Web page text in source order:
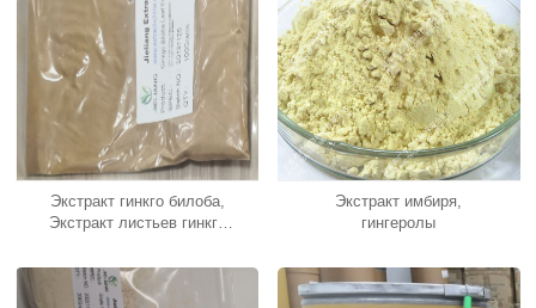
Экстракт гинкго билоба,
Экстракт листьев гинкго
Экстракт имбиря,
гингеролы